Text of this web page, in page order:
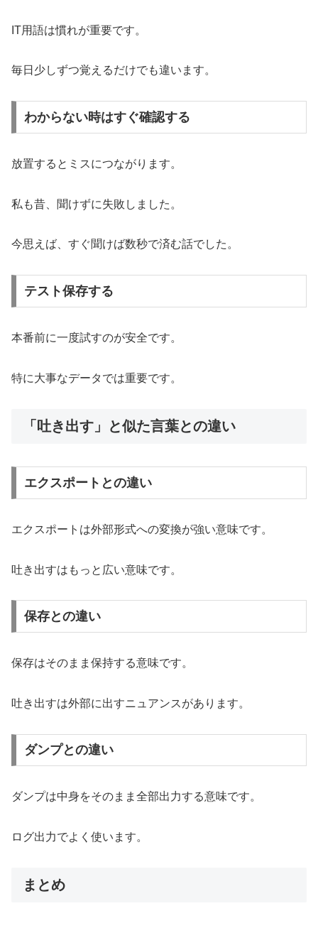
IT用語は慣れが重要です。
毎日少しずつ覚えるだけでも違います。
わからない時はすぐ確認する
放置するとミスにつながります。
私も昔、聞けずに失敗しました。
今思えば、すぐ聞けば数秒で済む話でした。
テスト保存する
本番前に一度試すのが安全です。
特に大事なデータでは重要です。
「吐き出す」と似た言葉との違い
エクスポートとの違い
エクスポートは外部形式への変換が強い意味です。
吐き出すはもっと広い意味です。
保存との違い
保存はそのまま保持する意味です。
吐き出すは外部に出すニュアンスがあります。
ダンプとの違い
ダンプは中身をそのまま全部出力する意味です。
ログ出力でよく使います。
まとめ